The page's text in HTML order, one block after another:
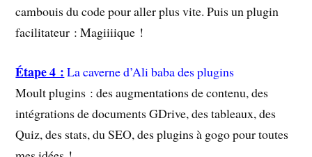
cambouis du code pour aller plus vite. Puis un plugin
facilitateur : Magiiiique !
Étape 4 : La caverne d’Ali baba des plugins
Moult plugins : des augmentations de contenu, des
intégrations de documents GDrive, des tableaux, des
Quiz, des stats, du SEO, des plugins à gogo pour toutes